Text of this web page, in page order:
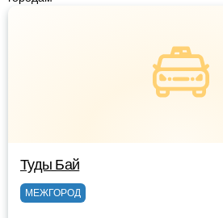
Туды Бай
МЕЖГОРОД